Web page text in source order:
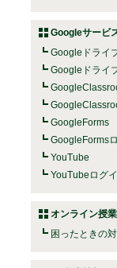
Googleサービ
Googleドライ
Googleドライ
GoogleForms
GoogleForms
YouTube
YouTubeログ
オンライン授
困ったときの